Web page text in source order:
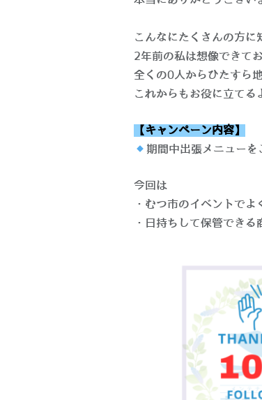
こんなにたくさんの方に
2年前の私は想像できて
全くの0人からひたすら
これからもお役に立てる
【キャンペーン内容】
期間中出張メニューを
今回は
・むつ市のイベントでよ
・日持ちして保管でき